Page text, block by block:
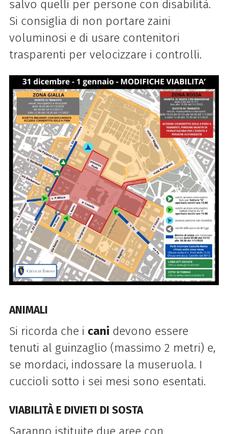
salvo quelli per persone con disabilità.
Si consiglia di non portare zaini
voluminosi e di usare contenitori
trasparenti per velocizzare i controlli.
ANIMALI
Si ricorda che i cani devono essere
tenuti al guinzaglio (massimo 2 metri) e,
se mordaci, indossare la museruola. I
cuccioli sotto i sei mesi sono esentati.
VIABILITÀ E DIVIETI DI SOSTA
Saranno istituite due aree con